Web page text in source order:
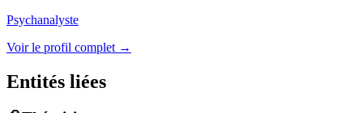
Psychanalyste
Voir le profil complet →
Entités liées